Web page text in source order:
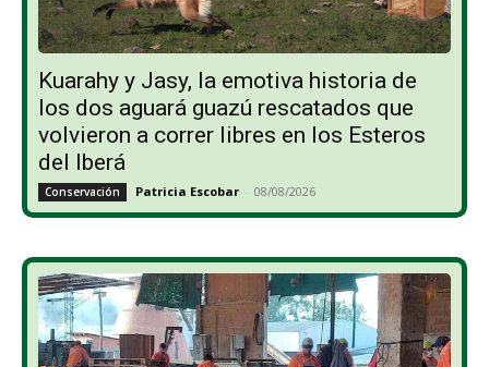
Kuarahy y Jasy, la emotiva historia de
los dos aguará guazú rescatados que
volvieron a correr libres en los Esteros
del Iberá
Conservación Patricia Escobar - 08/08/2026